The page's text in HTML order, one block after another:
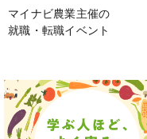
マイナビ農業主催の
就職・転職イベント